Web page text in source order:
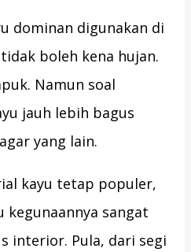
dominan digunakan di
boleh kena hujan.
Namun soal
jauh lebih bagus
yang lain.
kayu tetap populer,
kegunaannya sangat
interior. Pula, dari segi